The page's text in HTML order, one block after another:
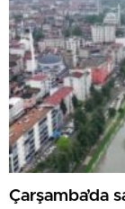
Çarşamba’da